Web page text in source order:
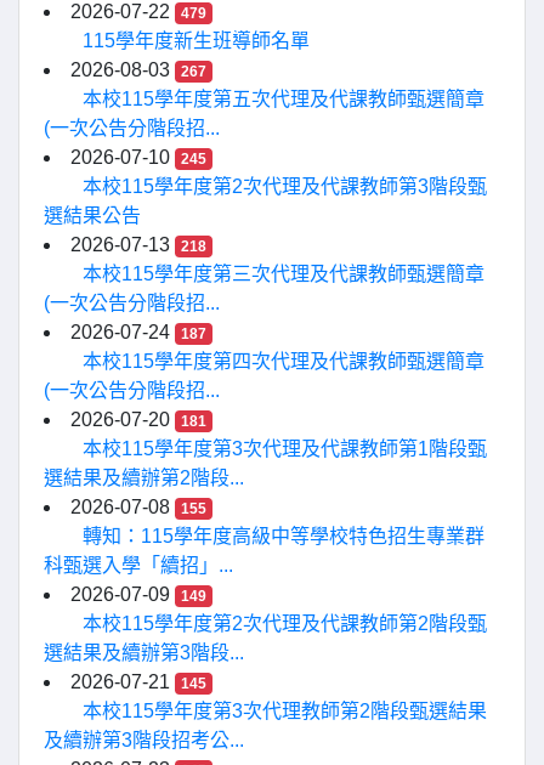
2026-07-22
479
115學年度新生班導師名單
2026-08-03
267
本校115學年度第五次代理及代課教師甄選簡章
(一次公告分階段招...
2026-07-10
245
本校115學年度第2次代理及代課教師第3階段甄
選結果公告
2026-07-13
218
本校115學年度第三次代理及代課教師甄選簡章
(一次公告分階段招...
2026-07-24
187
本校115學年度第四次代理及代課教師甄選簡章
(一次公告分階段招...
2026-07-20
181
本校115學年度第3次代理及代課教師第1階段甄
選結果及續辦第2階段...
2026-07-08
155
轉知：115學年度高級中等學校特色招生專業群
科甄選入學「續招」...
2026-07-09
149
本校115學年度第2次代理及代課教師第2階段甄
選結果及續辦第3階段...
2026-07-21
145
本校115學年度第3次代理教師第2階段甄選結果
及續辦第3階段招考公...